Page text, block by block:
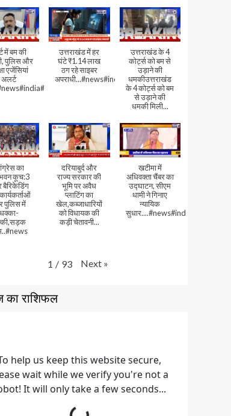
में बम की
पुलिस और
एजेंसियां
अलर्ट
उत्तराखंड में हर
घंटे ₹1.14 लाख
ठग रहे साइबर
अपराधी...#news#india#video#viral
उत्तराखंड के 4
कोर्ट्स को बम से
उड़ाने की
धमकीउत्तराखंड
के 4 कोर्ट्स को बम
से उड़ाने की
धमकी मिली...
का
कूच:3
बैरिकेडिंग
पुलिस में
धक्का-
दरियाबुर्द और
राज्य सरकार की
भूमि पर अवैध
प्लाटिंग का
खेल,कब्जाधारियों
को विधायक की
कड़ी चेतावनी...
खटीमा में
अधिवक्ता चैंबर का
उद्घाटन, सीएम
धामी ने गिनाए
न्यायिक
सुधार....#news#india#video
1 / 93 Next »
राशिफल